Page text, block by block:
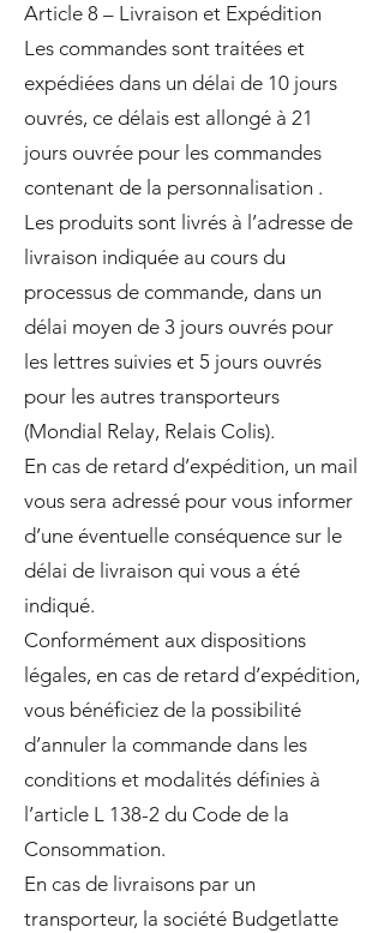
Article 8 – Livraison et Expédition
Les commandes sont traitées et
expédiées dans un délai de 10 jours
ouvrés, ce délais est allongé à 21
jours ouvrée pour les commandes
contenant de la personnalisation .
Les produits sont livrés à l’adresse de
livraison indiquée au cours du
processus de commande, dans un
délai moyen de 3 jours ouvrés pour
les lettres suivies et 5 jours ouvrés
pour les autres transporteurs
(Mondial Relay, Relais Colis).
En cas de retard d’expédition, un mail
vous sera adressé pour vous informer
d’une éventuelle conséquence sur le
délai de livraison qui vous a été
indiqué.
Conformément aux dispositions
légales, en cas de retard d’expédition,
vous bénéficiez de la possibilité
d’annuler la commande dans les
conditions et modalités définies à
l’article L 138-2 du Code de la
Consommation.
En cas de livraisons par un
transporteur, la société Budgetlatte